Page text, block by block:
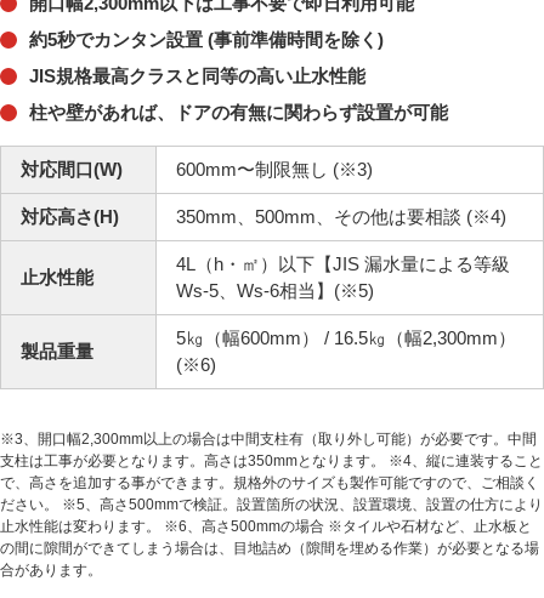
約5秒でカンタン設置 (事前準備時間を除く)
JIS規格最高クラスと同等の高い止水性能
柱や壁があれば、ドアの有無に関わらず設置が可能
対応間口(W) 600mm〜制限無し (※3)
対応高さ(H) 350mm、500mm、その他は要相談 (※4)
止水性能
4L（h・㎡）以下【JIS 漏水量による等級
Ws-5、Ws-6相当】(※5)
製品重量
5㎏（幅600mm） / 16.5㎏（幅2,300mm）
(※6)
※3、開口幅2,300mm以上の場合は中間支柱有（取り外し可能）が必要です。中間
支柱は工事が必要となります。高さは350mmとなります。 ※4、縦に連装すること
で、高さを追加する事ができます。規格外のサイズも製作可能ですので、ご相談く
ださい。 ※5、高さ500mmで検証。設置箇所の状況、設置環境、設置の仕方により
止水性能は変わります。 ※6、高さ500mmの場合 ※タイルや石材など、止水板と
の間に隙間ができてしまう場合は、目地詰め（隙間を埋める作業）が必要となる場
合があります。